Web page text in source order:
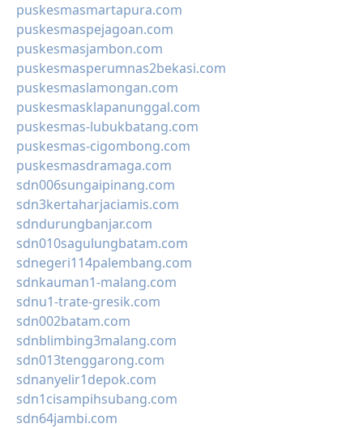
puskesmasmartapura.com
puskesmaspejagoan.com
puskesmasjambon.com
puskesmasperumnas2bekasi.com
puskesmaslamongan.com
puskesmasklapanunggal.com
puskesmas-lubukbatang.com
puskesmas-cigombong.com
puskesmasdramaga.com
sdn006sungaipinang.com
sdn3kertaharjaciamis.com
sdndurungbanjar.com
sdn010sagulungbatam.com
sdnegeri114palembang.com
sdnkauman1-malang.com
sdnu1-trate-gresik.com
sdn002batam.com
sdnblimbing3malang.com
sdn013tenggarong.com
sdnanyelir1depok.com
sdn1cisampihsubang.com
sdn64jambi.com